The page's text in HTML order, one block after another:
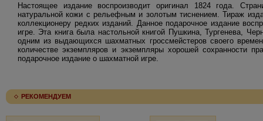
Настоящее издание воспроизводит оригинал 1824 года.
натуральной кожи с рельефным и золотым тиснением. Тираж
коллекционеру редких изданий. Данное подарочное издание
игре. Эта книга была настольной книгой Пушкина, Тургенева,
одним из выдающихся шахматных гроссмейстеров своего
количестве экземпляров и экземпляры хорошей сохранности
подарочное издание о шахматной игре.
РЕКОМЕНДУЕМ